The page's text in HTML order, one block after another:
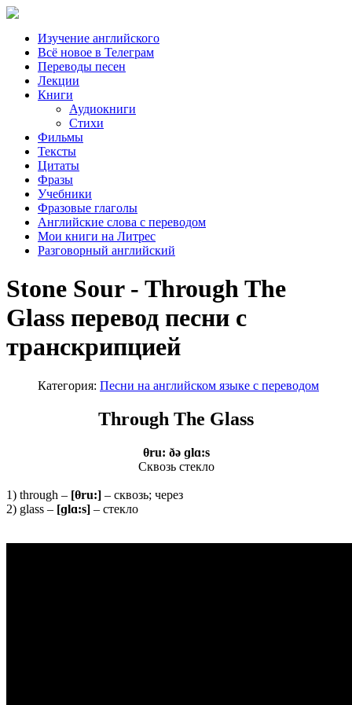
Изучение английского
Всё новое в Телеграм
Переводы песен
Лекции
Книги
Аудиокниги
Стихи
Фильмы
Тексты
Цитаты
Фразы
Учебники
Фразовые глаголы
Английские слова с переводом
Мои книги на Литрес
Разговорный английский
Stone Sour - Through The
Glass перевод песни с
транскрипцией
Категория: Песни на английском языке с переводом
Through The Glass
θru: ðə ɡlɑ:s
Сквозь стекло
1) through – [θru:] – сквозь; через
2) glass – [ɡlɑ:s] – стекло